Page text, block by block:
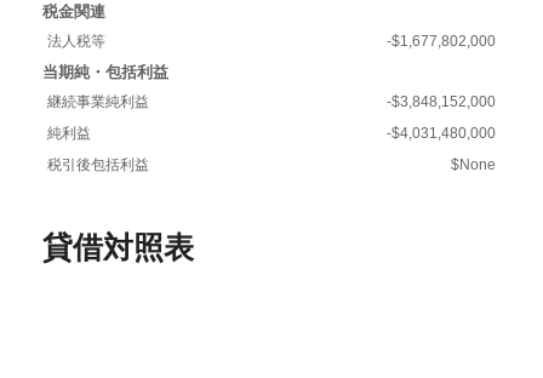
税金関連
法人税等 -$1,677,802,000
当期純・包括利益
継続事業純利益
-$3,848,152,000
純利益
-$4,031,480,000
税引後包括利益
$None
貸借対照表